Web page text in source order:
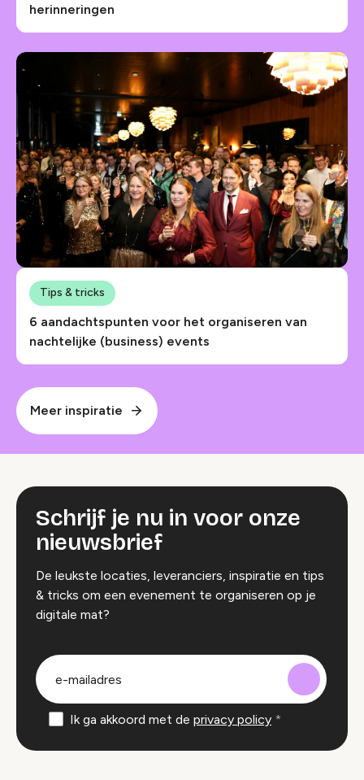
herinneringen
6 aandachtspunten voor het organiseren van
nachtelijke (business) events
Tips & tricks
Meer inspiratie
Schrijf je nu in voor onze
nieuwsbrief
De leukste locaties, leveranciers, inspiratie en tips
& tricks om een evenement te organiseren op je
digitale mat?
groep
Ik ga akkoord met de privacy policy